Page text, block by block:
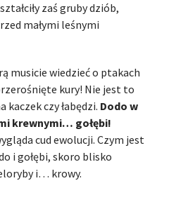
zaś gruby dziób,
małymi leśnymi
musicie wiedzieć o ptakach
kury! Nie jest to
kaczek czy łabędzi. Dodo w
krewnymi… gołębi!
cud ewolucji. Czym jest
i gołębi, skoro blisko
i… krowy.